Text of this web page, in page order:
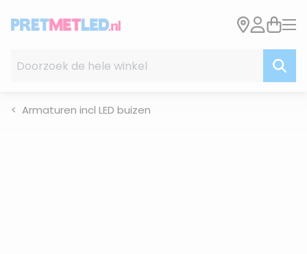
Armaturen incl LED buizen